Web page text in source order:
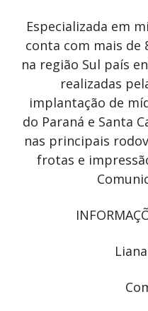
Especializada em
conta com mais de
na região Sul país
realizadas
implantação de
do Paraná e Santa
nas principais
frotas e